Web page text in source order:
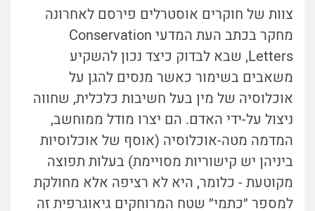
צוות של חוקרים אוסטרלים פירסם לאחרונה
מחקר בכתב העת המדעי Conservation
Letters, שבא לבדוק כיצד נכון להשקיע
משאבים בשימור כאשר מנסים להגן על
אוכלוסיה של מין בעל חשיבות כלכלית, שחווה
ניצול על-ידי האדם. הם יצרו מודל ממוחשב,
המדמה מטה-אוכלוסיה (אוסף של אוכלוסיות
ביניהן יש קישוריות מסויימת) בעלות תפוצה
מקוטעת - כלומר, היא לא רציפה אלא מחולקת
למספר ״כתמי״ שטח המרוחקים גיאוגרפית זה